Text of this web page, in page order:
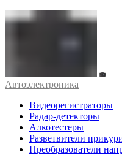
Автоэлектроника
Видеорегистраторы
Радар-детекторы
Алкотестеры
Разветвители
Преобразователи